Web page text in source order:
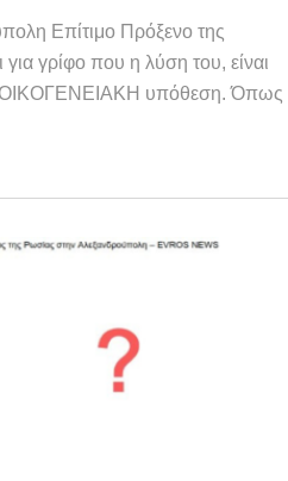
Επίτιμο Πρόξενο της
γρίφο που η λύση του, είναι
ΟΙΚΟΓΕΝΕΙΑΚΗ υπόθεση. Όπως